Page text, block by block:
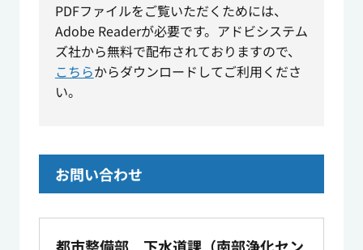
PDFファイルをご覧いただくためには、
Adobe Readerが必要です。アドビシステム
ズ社から無料で配布されておりますので、
こちらからダウンロードしてご利用くださ
い。
お問い合わせ